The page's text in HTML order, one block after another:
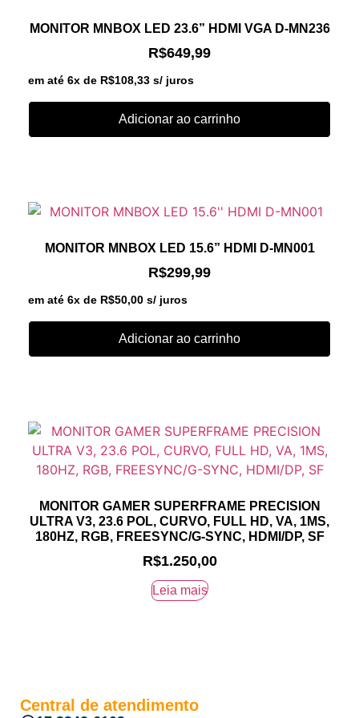
MONITOR MNBOX LED 23.6” HDMI VGA D-MN236
R$649,99
em até 6x de R$108,33 s/ juros
Adicionar ao carrinho
MONITOR MNBOX LED 15.6” HDMI D-MN001
R$299,99
em até 6x de R$50,00 s/ juros
Adicionar ao carrinho
MONITOR GAMER SUPERFRAME PRECISION
ULTRA V3, 23.6 POL, CURVO, FULL HD, VA, 1MS,
180HZ, RGB, FREESYNC/G-SYNC, HDMI/DP, SF
R$1.250,00
Leia mais
Central de atendimento